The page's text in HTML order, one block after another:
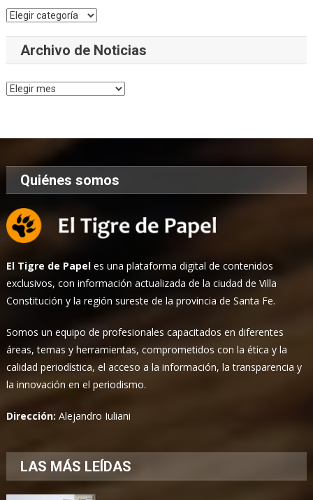
Categorías
Archivo de Noticias
Archivo
Quiénes somos
El Tigre de Papel es una plataforma digital de contenidos
exclusivos, con información actualizada de la ciudad de Villa
Constitución y la región sureste de la provincia de Santa Fe.
Somos un equipo de profesionales capacitados en diferentes
áreas, temas y herramientas, comprometidos con la ética y la
calidad periodística, el acceso a la información, la transparencia y
la innovación en el periodismo.
Dirección:Alejandro Iuliani
LAS MÁS LEÍDAS